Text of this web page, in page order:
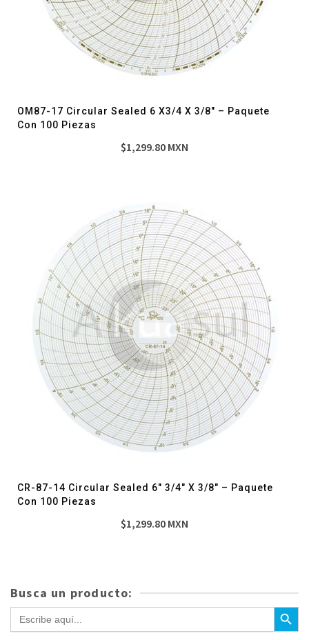
OM87-17 Circular Sealed 6 X3/4 X 3/8″ – Paquete
Con 100 Piezas
$1,299.80 MXN
CR-87-14 Circular Sealed 6″ 3/4″ X 3/8″ – Paquete
Con 100 Piezas
$1,299.80 MXN
Busca un producto:
Buscar: Botón de